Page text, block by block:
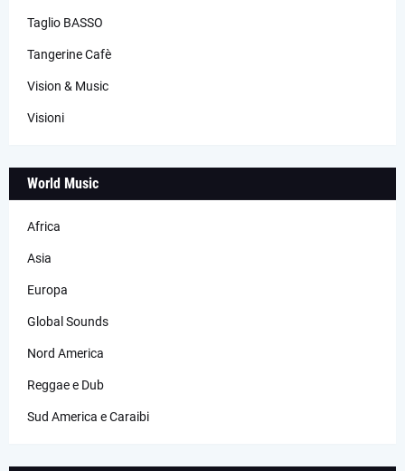
Taglio BASSO
Tangerine Cafè
Vision & Music
Visioni
World Music
Africa
Asia
Europa
Global Sounds
Nord America
Reggae e Dub
Sud America e Caraibi